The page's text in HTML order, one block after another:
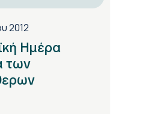
2012
Ημέρα
των